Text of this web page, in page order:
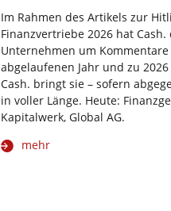
Im Rahmen des Artikels zur
Finanzvertriebe 2026 hat Cash.
Unternehmen um Kommentare
abgelaufenen Jahr und zu
Cash. bringt sie – sofern
in voller Länge. Heute:
Kapitalwerk, Global AG.
mehr